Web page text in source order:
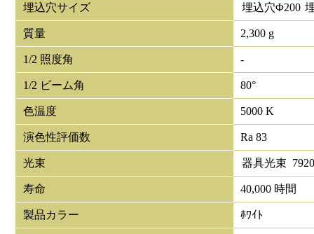
埋込穴サイズ 埋込穴Φ200
質量 2,300 g
1/2 照度角 -
1/2 ビーム角 80°
色温度 5000 K
演色性評価数 Ra 83
光束 器具光束
寿命 40,000 時間
製品カラー ﾎﾜｲﾄ